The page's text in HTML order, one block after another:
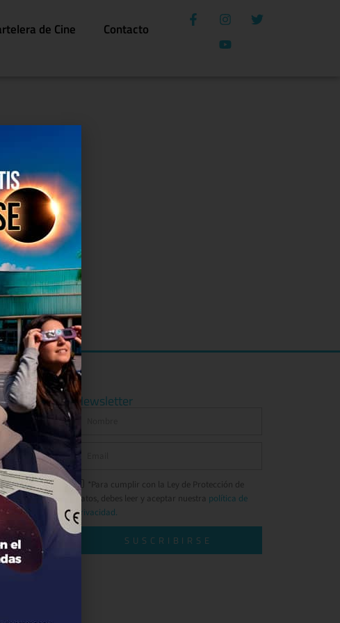
de Cine Contacto
Newsletter
*Para cumplir con la Ley de Protección de
Datos, debes leer y aceptar nuestra política de
privacidad.
SUSCRIBIRSE